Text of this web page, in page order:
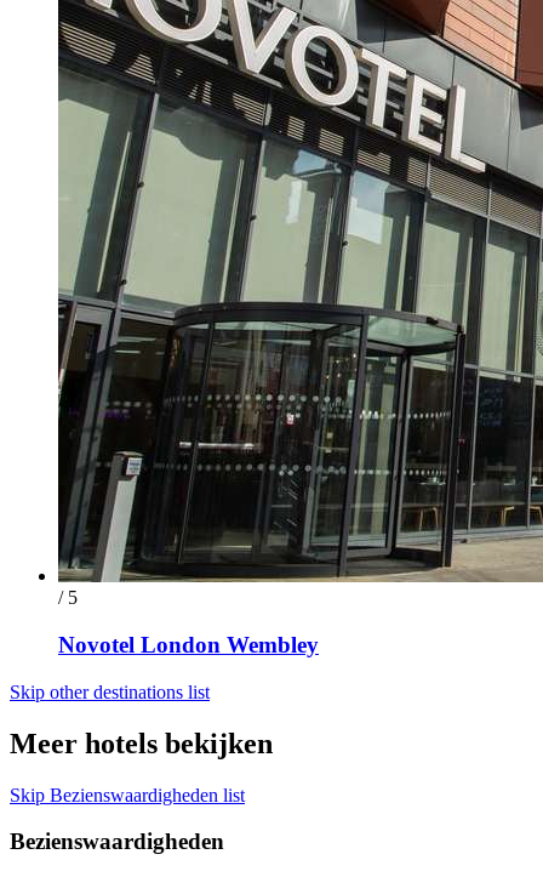
/ 5
Novotel London Wembley
Skip other destinations list
Meer hotels bekijken
Skip Bezienswaardigheden list
Bezienswaardigheden